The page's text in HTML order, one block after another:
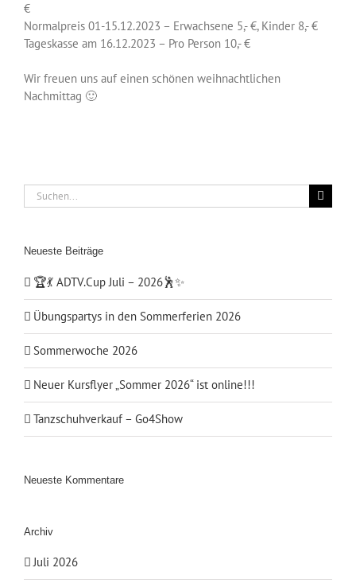
€
Normalpreis 01-15.12.2023 – Erwachsene 5,- €, Kinder 8,- €
Tageskasse am 16.12.2023 – Pro Person 10,- €
Wir freuen uns auf einen schönen weihnachtlichen
Nachmittag 🙂
Suche
nach:
Neueste Beiträge
🏆💃 ADTV.Cup Juli – 2026🕺✨
Übungspartys in den Sommerferien 2026
Sommerwoche 2026
Neuer Kursflyer „Sommer 2026“ ist online!!!
Tanzschuhverkauf – Go4Show
Neueste Kommentare
Archiv
Juli 2026